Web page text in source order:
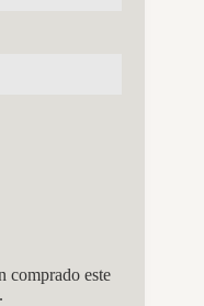
comprado este